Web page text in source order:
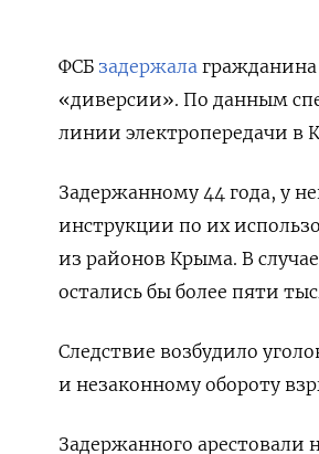
ФСБ задержала
«диверсии». По данным
линии электропередачи в
Задержанному 44 года, у
инструкции по их
из районов Крыма. В
остались бы более пяти
Следствие возбудило
и незаконному обороту
Задержанного арестовали